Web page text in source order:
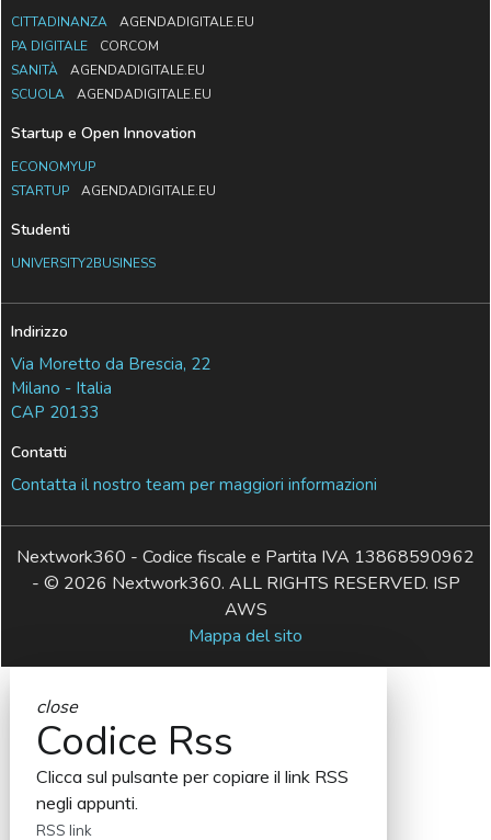
CITTADINANZA
AGENDADIGITALE.EU
PA DIGITALE
CORCOM
SANITÀ
AGENDADIGITALE.EU
SCUOLA
AGENDADIGITALE.EU
Startup e Open Innovation
ECONOMYUP
STARTUP
AGENDADIGITALE.EU
Studenti
UNIVERSITY2BUSINESS
Indirizzo
Via Moretto da Brescia, 22
Milano - Italia
CAP 20133
Contatti
Contatta il nostro team per maggiori informazioni
Nextwork360 - Codice fiscale e Partita IVA 13868590962
- © 2026 Nextwork360. ALL RIGHTS RESERVED. ISP
AWS
Mappa del sito
close
Codice Rss
Clicca sul pulsante per copiare il link RSS
negli appunti.
RSS link